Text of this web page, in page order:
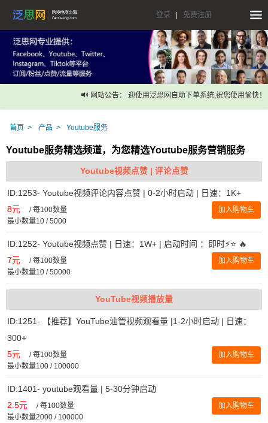
登录 免费注册
网站公告： 迎使用泛思网自助下单系统,祝您使用愉快！
首页 产品 Youtube服务
Youtube服务精选频道，为您精选Youtube服务营销服务
Youtube视频点赞 | 评论点赞
ID:1253- Youtube视频评论内容点赞 | 0-2小时启动 | 日速：1K+
8元 /每100数量
最小数量10 / 5000
加入购物车
ID:1252- Youtube视频点赞 | 日速：1W+ | 启动时间 ：即时⚡️⭐ 🔥
7元 /每100数量
最小数量10 / 50000
加入购物车
YouTube视频播放量
ID:1251- 【推荐】YouTube油管视频观看量 |1-2小时启动 | 日速：
300+
5元 /每100数量
最小数量100 / 100000
加入购物车
ID:1401- youtube观看量 | 5-30分钟启动
2.5元 /每100数量
最小数量2000 / 100000
加入购物车